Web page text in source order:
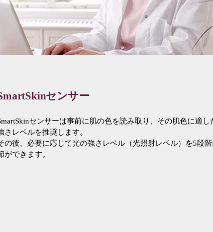
センサー
センサーは事前に肌の色を読み取り、その肌色に適し
さレベルを推奨します。
の後、必要に応じて光の強さレベル（光照射レベル）を5段階
ができます。